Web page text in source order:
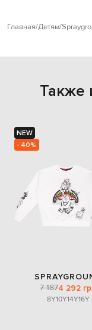
Главная Детям
Также
NEW
- 40%
7 1874 292
8Y10Y14Y16Y